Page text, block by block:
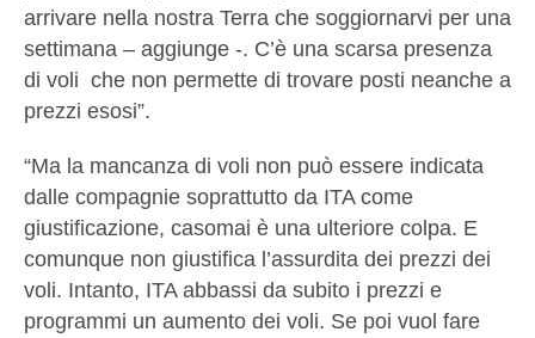
arrivare nella nostra Terra che soggiornarvi per una
settimana – aggiunge -. C’è una scarsa presenza
di voli che non permette di trovare posti neanche a
prezzi esosi”.
“Ma la mancanza di voli non può essere indicata
dalle compagnie soprattutto da ITA come
giustificazione, casomai è una ulteriore colpa. E
comunque non giustifica l’assurdita dei prezzi dei
voli. Intanto, ITA abbassi da subito i prezzi e
programmi un aumento dei voli. Se poi vuol fare